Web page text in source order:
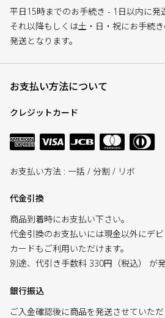
平日15時までのお手続き - 1日以内に発
それ以降もしくは土・日・祝にお手続
発送となります。
お支払い方法について
クレジットカード
お支払い方法 : 一括 / 分割 / リボ
代金引換
商品到着時にお支払い下さい。
代金引換のお支払いには現金以外にデ
カードもご利用いただけます。
別途、代引き手数料 330円（税込） が発
銀行振込
ご入金確認後に商品を発送させていただ